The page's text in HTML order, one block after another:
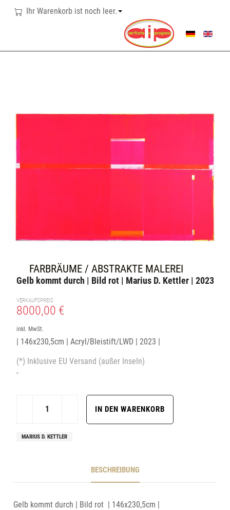
Ihr Warenkorb ist noch leer.
SPRACHE
FARBRÄUME / ABSTRAKTE MALEREI
Gelb kommt durch | Bild rot | Marius D. Kettler | 2023
VERKAUFSPREIS
8000,00 €
inkl. MwSt.
| 146x230,5cm | Acryl/Bleistift/LWD | 2023 |
(*) Inklusive EU Versand (außer Inseln)
-
MARIUS D. KETTLER
BESCHREIBUNG
Gelb kommt durch | Bild rot | 146x230,5cm |